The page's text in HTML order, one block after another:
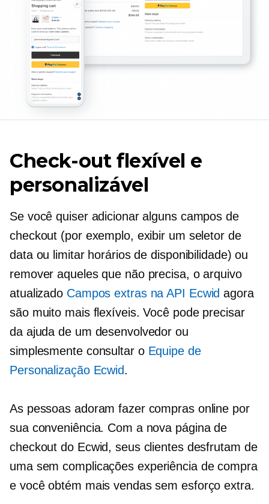
Check-out flexível e
personalizável
Se você quiser adicionar alguns campos de
checkout (por exemplo, exibir um seletor de
data ou limitar horários de disponibilidade) ou
remover aqueles que não precisa, o arquivo
atualizado Campos extras na API Ecwid agora
são muito mais flexíveis. Você pode precisar
da ajuda de um desenvolvedor ou
simplesmente consultar o Equipe de
Personalização Ecwid.
As pessoas adoram fazer compras online por
sua conveniência. Com a nova página de
checkout do Ecwid, seus clientes desfrutam de
uma sem complicações experiência de compra
e você obtém mais vendas sem esforço extra.